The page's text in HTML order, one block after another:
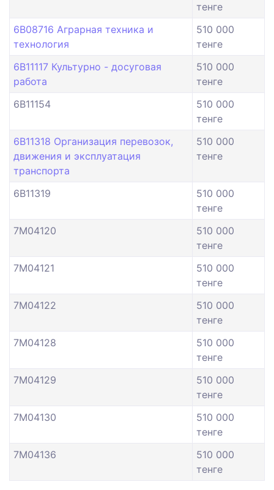
тенге
6B08716 Аграрная техника и
технология
510 000
тенге
6B11117 Культурно - досуговая
работа
510 000
тенге
6B11154
510 000
тенге
6B11318 Организация перевозок,
движения и эксплуатация
транспорта
510 000
тенге
6B11319
510 000
тенге
7M04120
510 000
тенге
7M04121
510 000
тенге
7M04122
510 000
тенге
7M04128
510 000
тенге
7M04129
510 000
тенге
7M04130
510 000
тенге
7M04136
510 000
тенге